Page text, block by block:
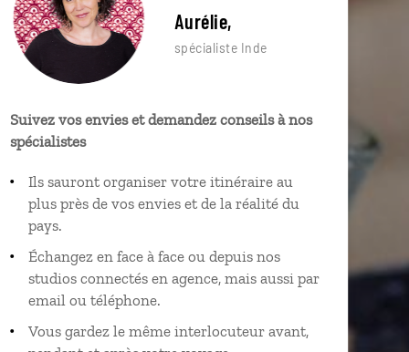
Aurélie,
spécialiste Inde
Suivez vos envies et demandez conseils à nos
spécialistes
Ils sauront organiser votre itinéraire au
plus près de vos envies et de la réalité du
pays.
Échangez en face à face ou depuis nos
studios connectés en agence, mais aussi par
email ou téléphone.
Vous gardez le même interlocuteur avant,